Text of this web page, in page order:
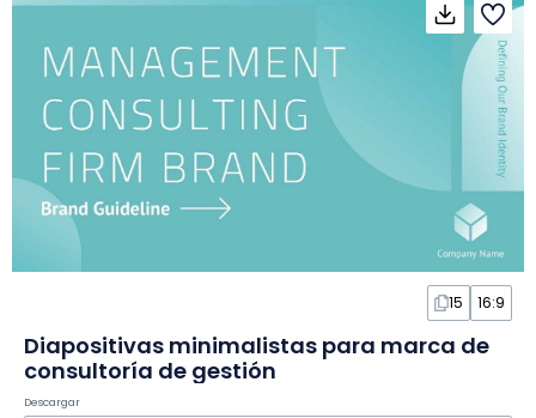
15 16:9
Diapositivas minimalistas para marca de
consultoría de gestión
Descargar